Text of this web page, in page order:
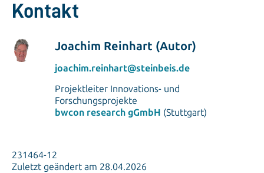
Kontakt
Joachim Reinhart (Autor)
joachim.reinhart@steinbeis.de
Projektleiter Innovations- und
Forschungsprojekte
bwcon research gGmbH (Stuttgart)
231464-12
Zuletzt geändert am 28.04.2026